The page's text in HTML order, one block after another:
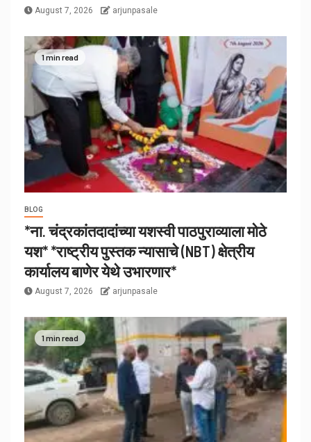
August 7, 2026 arjunpasale
1 min read
BLOG
*ना. चंद्रकांतदादांच्या यशस्वी पाठपुराव्याला मोठे
यश* *राष्ट्रीय पुस्तक न्यासाचे (NBT) क्षेत्रीय
कार्यालय बाणेर येथे उभारणार*
August 7, 2026 arjunpasale
1 min read